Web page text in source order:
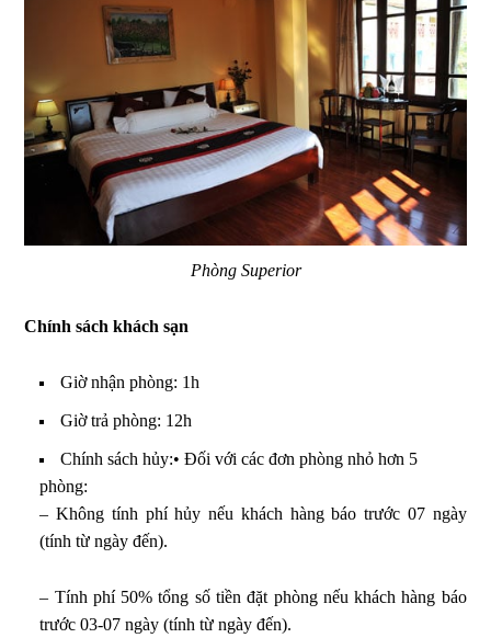
Phòng Superior
Chính sách khách sạn
Giờ nhận phòng: 1h
Giờ trả phòng: 12h
Chính sách hủy:• Đối với các đơn phòng nhỏ hơn 5
phòng:
– Không tính phí hủy nếu khách hàng báo trước 07 ngày
(tính từ ngày đến).
– Tính phí 50% tổng số tiền đặt phòng nếu khách hàng báo
trước 03-07 ngày (tính từ ngày đến).